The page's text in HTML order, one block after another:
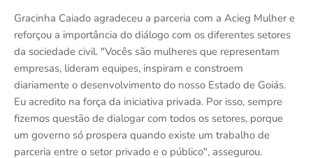
Gracinha Caiado agradeceu a parceria com a Acieg Mulher e
reforçou a importância do diálogo com os diferentes setores
da sociedade civil. "Vocês são mulheres que representam
empresas, lideram equipes, inspiram e constroem
diariamente o desenvolvimento do nosso Estado de Goiás.
Eu acredito na força da iniciativa privada. Por isso, sempre
fizemos questão de dialogar com todos os setores, porque
um governo só prospera quando existe um trabalho de
parceria entre o setor privado e o público", assegurou.